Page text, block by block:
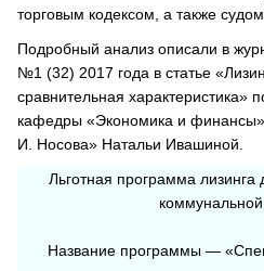
торговым кодексом, а также судом.
Подробный анализ описали в
№1 (32) 2017 года в статье
сравнительная характеристика»
кафедры «Экономика и
И. Носова» Натальи Ивашиной.
Льготная программа лизинга
коммунальной
Название программы —